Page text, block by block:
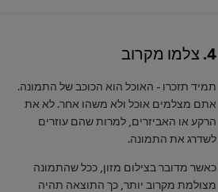
4. צלמו מקרוב
תמיד תזכרו - האוכל הוא הכוכב של התמונה.
אתם מצלמים אוכל ולא משהו אחר. לא את
הרקע או האביזרים, למרות שהם עוזרים
לשדרג את התמונה.
כאשר מדובר בצילום מזון, ככל שהתמונה
מצולמת מקרוב יותר, כך התוצאה תהיה